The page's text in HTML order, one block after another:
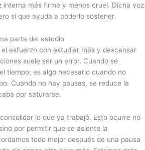
interna más firme y menos cruel. Dicha voz
sí que ayuda a poderlo sostener.
parte del estudio
esfuerzo con estudiar más y descansar
suele ser un error. Cuando se
tiempo; es algo necesario cuando no
Cuando no hay pausas, se reduce la
por saturarse.
lo que ya trabajó. Esto ocurre no
por permitir que se asiente la
todo mejor después de una pausa